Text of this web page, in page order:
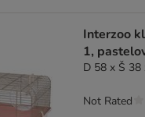
Interzoo
1,
D 58 x Š 38
Not Rated